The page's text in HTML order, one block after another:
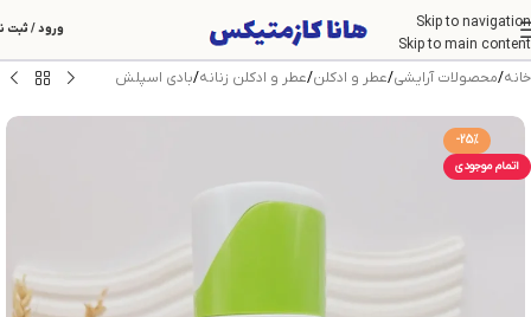
Skip to navigation
Skip to main content
ورود / ثبت
خانه/محصولات آرایشی/عطر و ادکلن/عطر و ادکلن زنانه/بادی اسپلش
-25%
اتمام موجودی